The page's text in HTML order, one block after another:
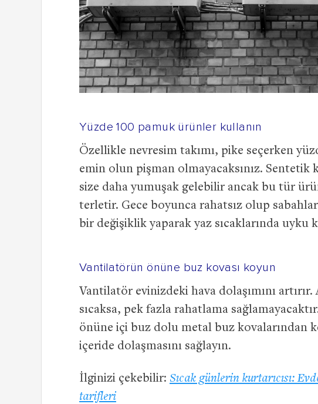
Yüzde 100 pamuk ürünler kullanın
Özellikle nevresim takımı, pike seçerken
emin olun pişman olmayacaksınız. Sentetik
size daha yumuşak gelebilir ancak bu tür
terletir. Gece boyunca rahatsız olup
bir değişiklik yaparak yaz sıcaklarında uyku
Vantilatörün önüne buz kovası koyun
Vantilatör evinizdeki hava dolaşımını
sıcaksa, pek fazla rahatlama
önüne içi buz dolu metal buz kovalarından
içeride dolaşmasını sağlayın.
İlginizi çekebilir: Sıcak günlerin kurtarıcısı:
tarifleri